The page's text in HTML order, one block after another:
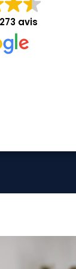
273 avis
compétent très
équipe super
à dire très poli à
et Sébastien
bon travaille je